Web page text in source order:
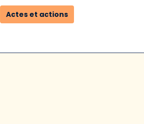
Actes et actions